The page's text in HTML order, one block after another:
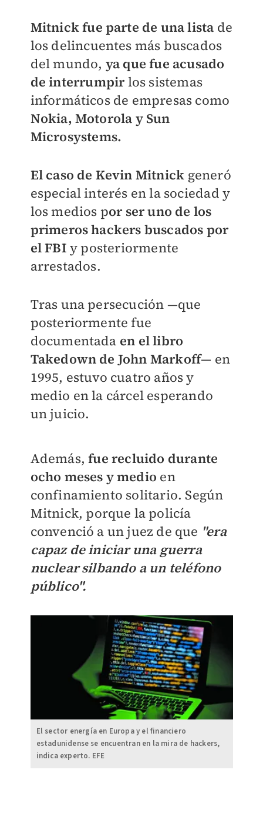
Mitnick fue parte de una lista de
los delincuentes más buscados
del mundo, ya que fue acusado
de interrumpirlos sistemas
informáticos de empresas como
Nokia, Motorola y Sun
Microsystems.
El caso de Kevin Mitnick generó
especial interés en la sociedad y
los medios por ser uno de los
primeros hackers buscados por
el FBI y posteriormente
arrestados.
Tras una persecución —que
posteriormente fue
documentada en el libro
Takedown de John Markoff— en
1995, estuvo cuatro años y
medio en la cárcel esperando
un juicio.
Además,fue recluido durante
ocho meses y medio en
confinamiento solitario. Según
Mitnick, porque la policía
convenció a un juez de que "era
capaz de iniciar una guerra
nuclear silbando a un teléfono
público".
El sector energía en Europa y el financiero
estadunidense se encuentran en la mira de hackers,
indica experto. EFE